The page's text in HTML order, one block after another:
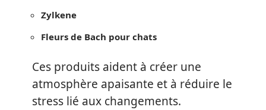
Zylkene
Fleurs de Bach pour chats
Ces produits aident à créer une
atmosphère apaisante et à réduire le
stress lié aux changements.